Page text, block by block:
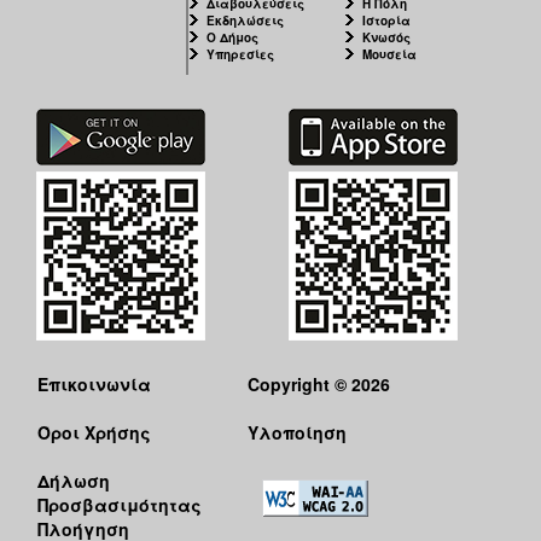
Εκδηλώσεις
Ο Δήμος
Υπηρεσίες
Ιστορία
Κνωσός
Μουσεία
Επικοινωνία
Όροι Χρήσης
Δήλωση
Προσβασιμότητας
Πλοήγηση
Copyright © 2026
Υλοποίηση